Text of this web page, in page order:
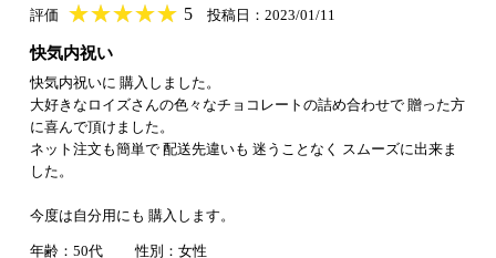
評価 ★★★★★
★★★★★ 5 投稿日：2023/01/11
快気内祝い
快気内祝いに 購入しました。
大好きなロイズさんの色々なチョコレートの詰め合わせで 贈った方
に喜んで頂けました。
ネット注文も簡単で 配送先違いも 迷うことなく スムーズに出来ま
した。
今度は自分用にも 購入します。
年齢：50代 性別：女性